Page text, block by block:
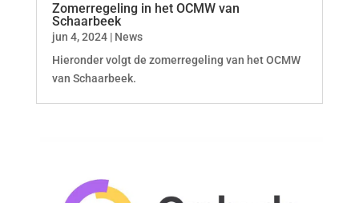
Zomerregeling in het OCMW van
Schaarbeek
jun 4, 2024| News
Hieronder volgt de zomerregeling van het OCMW
van Schaarbeek.